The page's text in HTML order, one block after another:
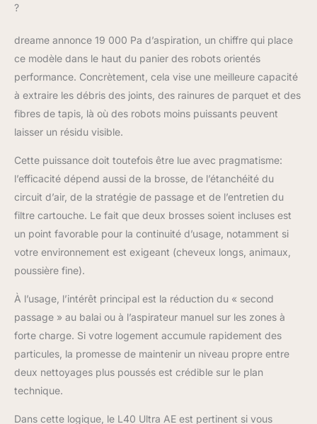
Avoidance, ce robot
aspirateur navigue
avec précision dans
toute la maison, évitant
les chaussures, câbles,
chaussettes, etc. Ainsi,
chocs accidentels ou
des risques de blocage
[ Entretien complet
Entretien facile avec la
station d'accueil
PowerDock tout-en-1;
sèche les serpillières à
l'air chaud et nettoie la
un post-nettoyage
entièrement
automatisé; Oubliez le
nettoie à l'eau chaude
?
dreame annonce 19 000 Pa d’aspiration, un chiffre qui place
ce modèle dans le haut du panier des robots orientés
performance. Concrètement, cela vise une meilleure capacité
à extraire les débris des joints, des rainures de parquet et des
fibres de tapis, là où des robots moins puissants peuvent
laisser un résidu visible.
Cette puissance doit toutefois être lue avec pragmatisme:
l’efficacité dépend aussi de la brosse, de l’étanchéité du
circuit d’air, de la stratégie de passage et de l’entretien du
filtre cartouche. Le fait que deux brosses soient incluses est
un point favorable pour la continuité d’usage, notamment si
votre environnement est exigeant (cheveux longs, animaux,
poussière fine).
À l’usage, l’intérêt principal est la réduction du « second
passage » au balai ou à l’aspirateur manuel sur les zones à
forte charge. Si votre logement accumule rapidement des
particules, la promesse de maintenir un niveau propre entre
deux nettoyages plus poussés est crédible sur le plan
technique.
Dans cette logique, le L40 Ultra AE est pertinent si vous